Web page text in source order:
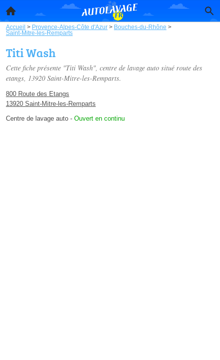
Accueil > Provence-Alpes-Côte d'Azur > Bouches-du-Rhône >
Saint-Mitre-les-Remparts
Titi Wash
Cette fiche présente "Titi Wash", centre de lavage auto situé route des
etangs, 13920 Saint-Mitre-les-Remparts.
800 Route des Etangs
13920 Saint-Mitre-les-Remparts
Centre de lavage auto - Ouvert en continu